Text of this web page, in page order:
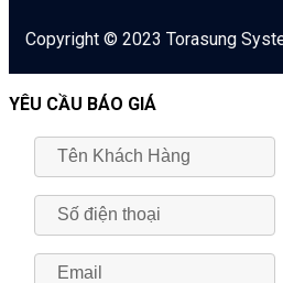
Copyright © 2023 Torasung
YÊU CẦU BÁO GIÁ